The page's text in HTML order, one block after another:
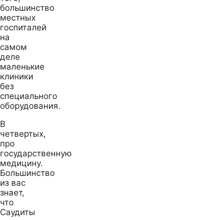
большинство
местных
госпиталей
на
самом
деле
маленькие
клиники
без
специального
оборудования.
В
четвертых,
про
государственную
медицину.
Большинство
из вас
знает,
что
Саудиты